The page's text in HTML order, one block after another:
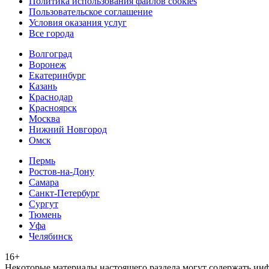
Пользовательское соглашение
Условия оказания услуг
Все города
Волгоград
Воронеж
Екатеринбург
Казань
Краснодар
Красноярск
Москва
Нижний Новгород
Омск
Пермь
Ростов-на-Дону
Самара
Санкт-Петербург
Сургут
Тюмень
Уфа
Челябинск
16+